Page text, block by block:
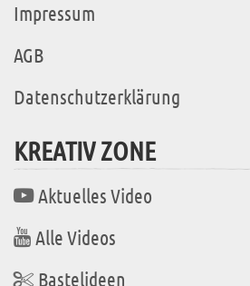
Impressum
AGB
Datenschutzerklärung
KREATIV ZONE
Aktuelles Video
Alle Videos
Bastelideen